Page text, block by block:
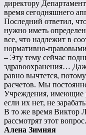
директору
время сегодняшнего
Последний ответил,
нужно иметь
все, что надлежит в
нормативно-
– Эту тему сейчас
здравоохранения…
равно вычтется,
расчетов. Мы
Учреждения, имеющие
если их нет, не
В то же время Виктор
рассмотрят этот вопрос.
Алена Зимняя